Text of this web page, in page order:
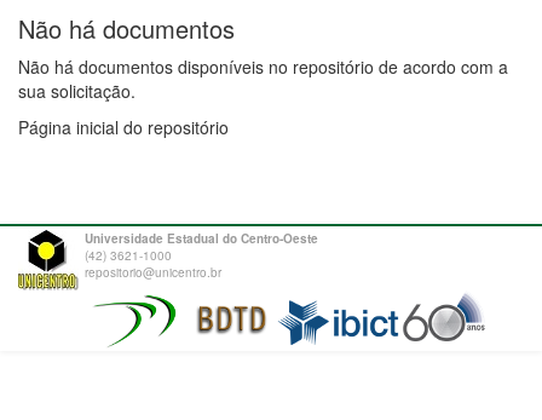
Não há documentos
Não há documentos disponíveis no repositório de acordo com a
sua solicitação.
Página inicial do repositório
Universidade Estadual do Centro-Oeste
(42) 3621-1000
repositorio@unicentro.br